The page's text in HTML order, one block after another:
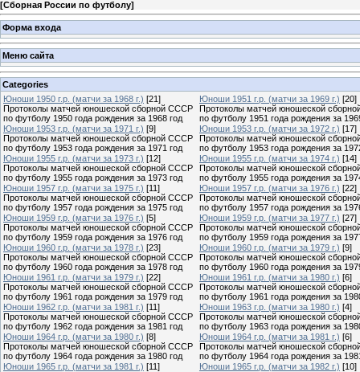
[Сборная России по футболу]
Форма входа
Меню сайта
Categories
Юноши 1950 г.р. (матчи за 1968 г.) [21]
Протоколы матчей юношеской сборной СССР
по футболу 1950 года рождения за 1968 год
Юноши 1951 г.р. (матчи за 1969 г.) [20]
Протоколы матчей юношеской
по футболу 1951 года рождения за
Юноши 1953 г.р. (матчи за 1971 г.) [9]
Протоколы матчей юношеской сборной СССР
по футболу 1953 года рождения за 1971 год
Юноши 1953 г.р. (матчи за 1972 г.) [17]
Протоколы матчей юношеской
по футболу 1953 года рождения за
Юноши 1955 г.р. (матчи за 1973 г.) [12]
Протоколы матчей юношеской сборной СССР
по футболу 1955 года рождения за 1973 год
Юноши 1955 г.р. (матчи за 1974 г.) [14]
Протоколы матчей юношеской
по футболу 1955 года рождения за
Юноши 1957 г.р. (матчи за 1975 г.) [11]
Протоколы матчей юношеской сборной СССР
по футболу 1957 года рождения за 1975 год
Юноши 1957 г.р. (матчи за 1976 г.) [22]
Протоколы матчей юношеской
по футболу 1957 года рождения за
Юноши 1959 г.р. (матчи за 1976 г.) [5]
Протоколы матчей юношеской сборной СССР
по футболу 1959 года рождения за 1976 год
Юноши 1959 г.р. (матчи за 1977 г.) [27]
Протоколы матчей юношеской
по футболу 1959 года рождения за
Юноши 1960 г.р. (матчи за 1978 г.) [23]
Протоколы матчей юношеской сборной СССР
по футболу 1960 года рождения за 1978 год
Юноши 1960 г.р. (матчи за 1979 г.) [9]
Протоколы матчей юношеской
по футболу 1960 года рождения за
Юноши 1961 г.р. (матчи за 1979 г.) [22]
Протоколы матчей юношеской сборной СССР
по футболу 1961 года рождения за 1979 год
Юноши 1961 г.р. (матчи за 1980 г.) [6]
Протоколы матчей юношеской
по футболу 1961 года рождения за
Юноши 1962 г.р. (матчи за 1981 г.) [11]
Протоколы матчей юношеской сборной СССР
по футболу 1962 года рождения за 1981 год
Юноши 1963 г.р. (матчи за 1980 г.) [4]
Протоколы матчей юношеской
по футболу 1963 года рождения за
Юноши 1964 г.р. (матчи за 1980 г.) [8]
Протоколы матчей юношеской сборной СССР
по футболу 1964 года рождения за 1980 год
Юноши 1964 г.р. (матчи за 1981 г.) [6]
Протоколы матчей юношеской
по футболу 1964 года рождения за
Юноши 1965 г.р. (матчи за 1981 г.) [11]
Юноши 1965 г.р. (матчи за 1982 г.) [10]